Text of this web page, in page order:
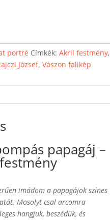
portré Címkék: Akril festmény,
József, Vászon falikép
papagáj –
imádom a papagájok színes
Mosolyt csal arcomra
hangjuk, beszédük, és